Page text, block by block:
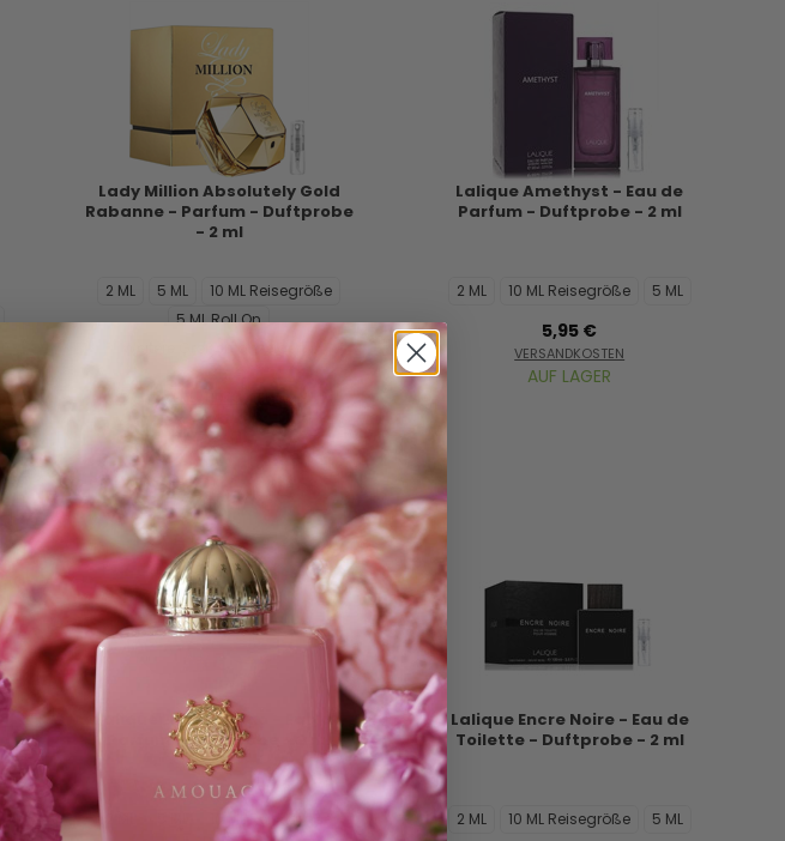
Lady Million Absolutely Gold
Rabanne - Parfum - Duftprobe
- 2 ml
2 ML 5 ML
10 ML Reisegröße
5 ML Roll On
Weitere Größen anzeigen...
7,95 €
VERSANDKOSTEN
AUF LAGER
Lalique Amethyst - Eau de
Parfum - Duftprobe - 2 ml
2 ML 10 ML Reisegröße 5 ML
5,95 €
VERSANDKOSTEN
AUF LAGER
Lalique Encre Indigo - Eau de
Parfum - Duftprobe - 2 ml
10 ML Reisegröße
Lalique Encre Noire - Eau de
Toilette - Duftprobe - 2 ml
2 ML 10 ML Reisegröße 5 ML